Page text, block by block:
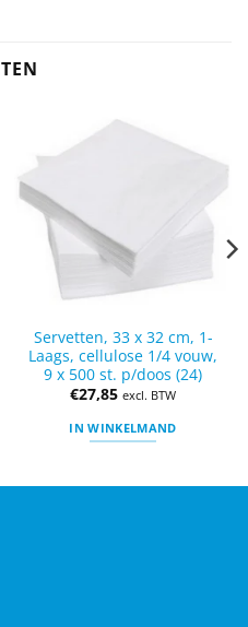
Servetten, 33 x 32 cm, 1-
Laags, cellulose 1/4 vouw,
9 x 500 st. p/doos (24)
€27,85 excl. BTW
IN WINKELMAND